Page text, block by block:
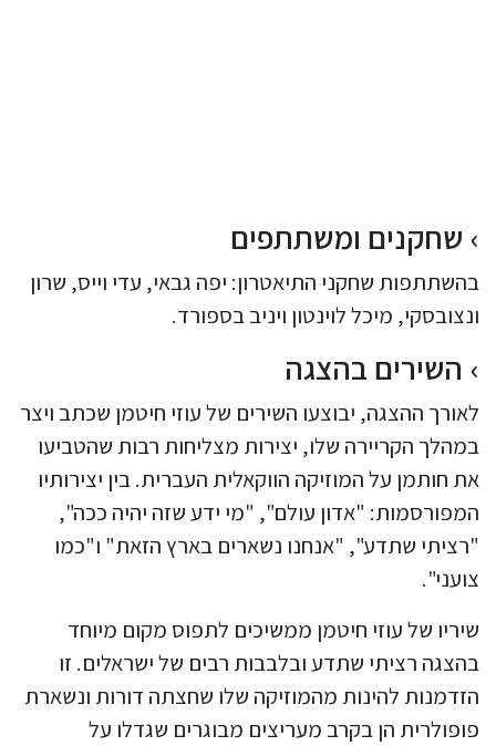
שחקנים ומשתתפים
בהשתתפות שחקני התיאטרון: יפה גבאי, עדי וייס, שרון
ונצובסקי, מיכל לוינטון ויניב בספורד.
השירים בהצגה
לאורך ההצגה, יבוצעו השירים של עוזי חיטמן שכתב ויצר
במהלך הקריירה שלו, יצירות מצליחות רבות שהטביעו
את חותמן על המוזיקה הווקאלית העברית. בין יצירותיו
המפורסמות: "אדון עולם", "מי ידע שזה יהיה ככה",
"רציתי שתדע", "אנחנו נשארים בארץ הזאת" ו"כמו
צועני".
שיריו של עוזי חיטמן ממשיכים לתפוס מקום מיוחד
בהצגה רציתי שתדע ובלבבות רבים של ישראלים. זו
הזדמנות להינות מהמוזיקה שלו שחצתה דורות ונשארת
פופולרית הן בקרב מעריצים מבוגרים שגדלו על